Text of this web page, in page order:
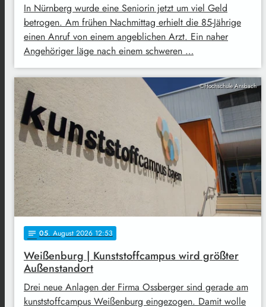
In Nürnberg wurde eine Seniorin jetzt um viel Geld
betrogen. Am frühen Nachmittag erhielt die 85-Jährige
einen Anruf von einem angeblichen Arzt. Ein naher
Angehöriger läge nach einem schweren …
©Hochschule Ansbach
notes 05. August 2026 12:53
Weißenburg | Kunststoffcampus wird größter
Außenstandort
Drei neue Anlagen der Firma Ossberger sind gerade am
kunststoffcampus Weißenburg eingezogen. Damit wolle